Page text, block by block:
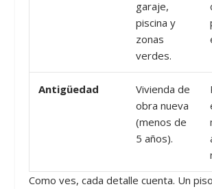
garaje,
piscina y
zonas
verdes.
Antigüedad
Vivienda de
obra nueva
(menos de
5 años).
Como ves, cada detalle cuenta. Un